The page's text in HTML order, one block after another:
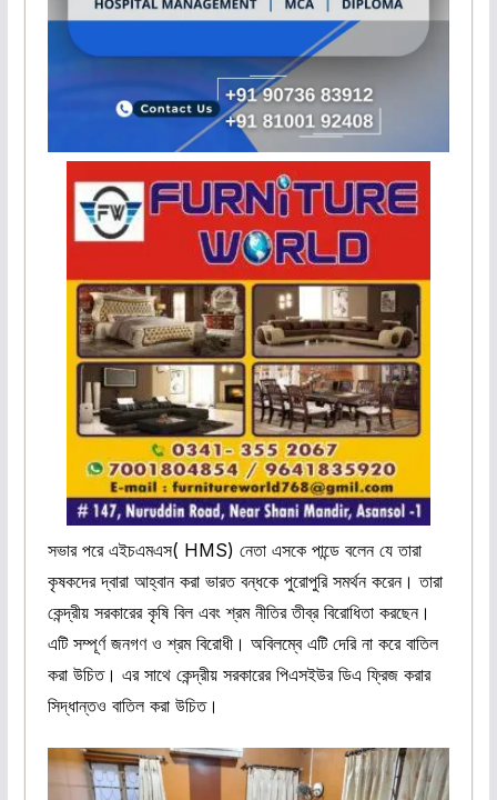
সভার পরে এইচএমএস( HMS) নেতা এসকে পান্ডে বলেন যে তারা
কৃষকদের দ্বারা আহ্বান করা ভারত বন্ধকে পুরোপুরি সমর্থন করেন। তারা
কেন্দ্রীয় সরকারের কৃষি বিল এবং শ্রম নীতির তীব্র বিরোধিতা করছেন।
এটি সম্পূর্ণ জনগণ ও শ্রম বিরোধী। অবিলম্বে এটি দেরি না করে বাতিল
করা উচিত। এর সাথে কেন্দ্রীয় সরকারের পিএসইউর ডিএ ফ্রিজ করার
সিদ্ধান্তও বাতিল করা উচিত।